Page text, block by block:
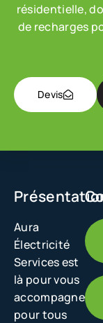
résidentielle,
de recharges
Devis
Aura
Électricité
Services est
là pour vous
accompagner
pour tous